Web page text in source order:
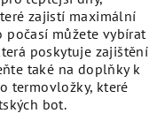
zajistí maximální
počasí můžete vybírat
poskytuje zajištění
také na doplňky k
termovložky, které
bot.